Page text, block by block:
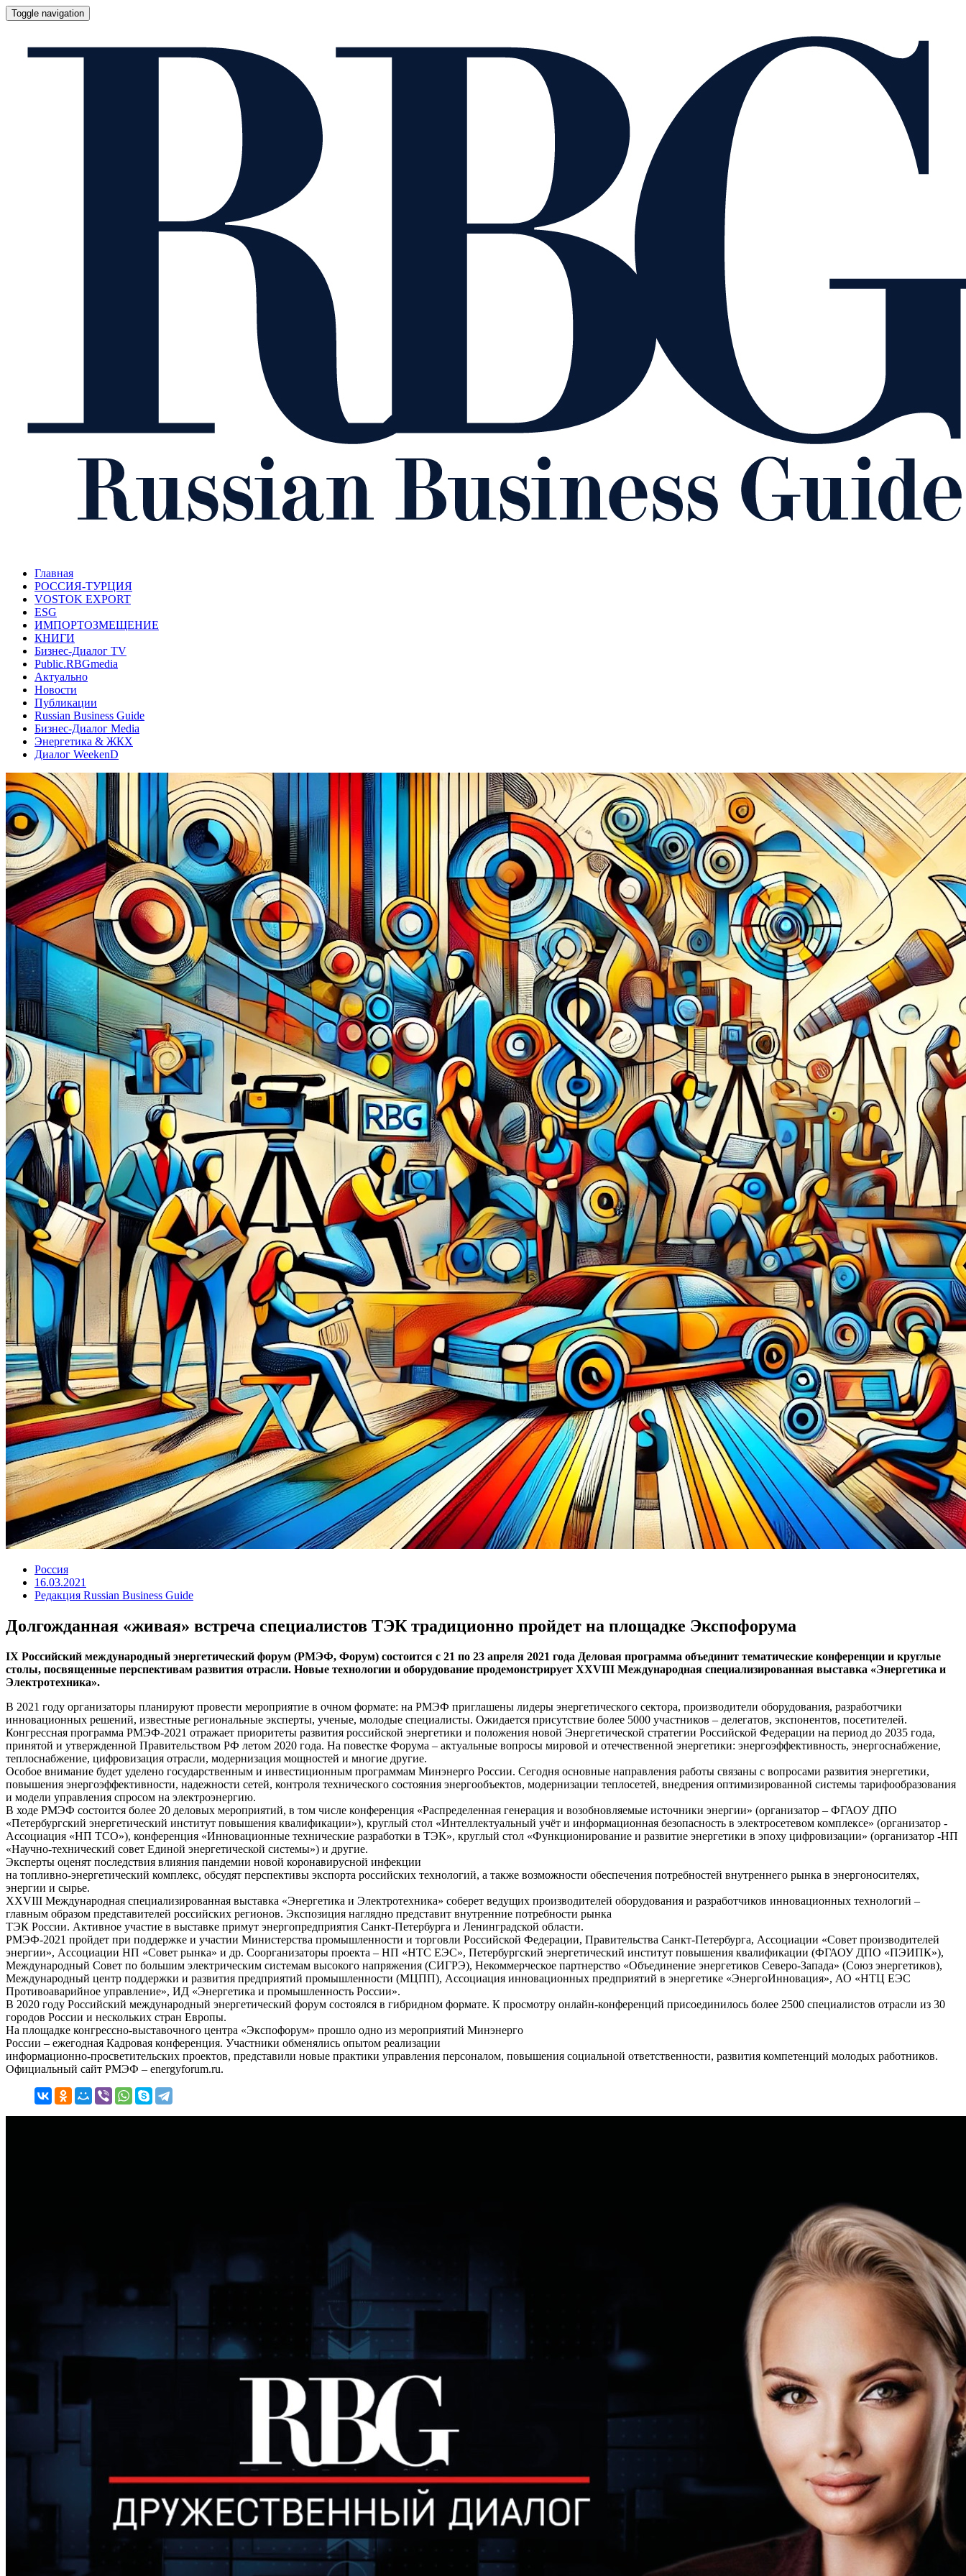
Toggle navigation
Главная
РОССИЯ-ТУРЦИЯ
VOSTOK EXPORT
ESG
ИМПОРТОЗМЕЩЕНИЕ
КНИГИ
Бизнес-Диалог TV
Public.RBGmedia
Актуально
Новости
Публикации
Russian Business Guide
Бизнес-Диалог Media
Энергетика & ЖКХ
Диалог WeekenD
Россия
16.03.2021
Редакция Russian Business Guide
Долгожданная «живая» встреча специалистов ТЭК традиционно пройдет на площадке Экспофорума
IХ Российский международный энергетический форум (РМЭФ, Форум) состоится с 21 по 23 апреля 2021 года Деловая программа объединит тематические конференции и круглые
столы, посвященные перспективам развития отрасли. Новые технологии и оборудование продемонстрирует XXVIII Международная специализированная выставка «Энергетика и
Электротехника».
В 2021 году организаторы планируют провести мероприятие в очном формате: на РМЭФ приглашены лидеры энергетического сектора, производители оборудования, разработчики
инновационных решений, известные региональные эксперты, ученые, молодые специалисты. Ожидается присутствие более 5000 участников – делегатов, экспонентов, посетителей.
Конгрессная программа РМЭФ-2021 отражает приоритеты развития российской энергетики и положения новой Энергетической стратегии Российской Федерации на период до 2035 года,
принятой и утвержденной Правительством РФ летом 2020 года. На повестке Форума – актуальные вопросы мировой и отечественной энергетики: энергоэффективность, энергоснабжение,
теплоснабжение, цифровизация отрасли, модернизация мощностей и многие другие.
Особое внимание будет уделено государственным и инвестиционным программам Минэнерго России. Сегодня основные направления работы связаны с вопросами развития энергетики,
повышения энергоэффективности, надежности сетей, контроля технического состояния энергообъектов, модернизации теплосетей, внедрения оптимизированной системы тарифообразования
и модели управления спросом на электроэнергию.
В ходе РМЭФ состоится более 20 деловых мероприятий, в том числе конференция «Распределенная генерация и возобновляемые источники энергии» (организатор – ФГАОУ ДПО
«Петербургский энергетический институт повышения квалификации»), круглый стол «Интеллектуальный учёт и информационная безопасность в электросетевом комплексе» (организатор -
Ассоциация «НП ТСО»), конференция «Инновационные технические разработки в ТЭК», круглый стол «Функционирование и развитие энергетики в эпоху цифровизации» (организатор -НП
«Научно-технический совет Единой энергетической системы») и другие.
Эксперты оценят последствия влияния пандемии новой коронавирусной инфекции
на топливно-энергетический комплекс, обсудят перспективы экспорта российских технологий, а также возможности обеспечения потребностей внутреннего рынка в энергоносителях,
энергии и сырье.
XXVIII Международная специализированная выставка «Энергетика и Электротехника» соберет ведущих производителей оборудования и разработчиков инновационных технологий –
главным образом представителей российских регионов. Экспозиция наглядно представит внутренние потребности рынка
ТЭК России. Активное участие в выставке примут энергопредприятия Санкт-Петербурга и Ленинградской области.
РМЭФ-2021 пройдет при поддержке и участии Министерства промышленности и торговли Российской Федерации, Правительства Санкт-Петербурга, Ассоциации «Совет производителей
энергии», Ассоциации НП «Совет рынка» и др. Соорганизаторы проекта – НП «НТС ЕЭС», Петербургский энергетический институт повышения квалификации (ФГАОУ ДПО «ПЭИПК»),
Международный Совет по большим электрическим системам высокого напряжения (СИГРЭ), Некоммерческое партнерство «Объединение энергетиков Северо-Запада» (Союз энергетиков),
Международный центр поддержки и развития предприятий промышленности (МЦПП), Ассоциация инновационных предприятий в энергетике «ЭнергоИнновация», АО «НТЦ ЕЭС
Противоаварийное управление», ИД «Энергетика и промышленность России».
В 2020 году Российский международный энергетический форум состоялся в гибридном формате. К просмотру онлайн-конференций присоединилось более 2500 специалистов отрасли из 30
городов России и нескольких стран Европы.
На площадке конгрессно-выставочного центра «Экспофорум» прошло одно из мероприятий Минэнерго
России – ежегодная Кадровая конференция. Участники обменялись опытом реализации
информационно-просветительских проектов, представили новые практики управления персоналом, повышения социальной ответственности, развития компетенций молодых работников.
Официальный сайт РМЭФ – energyforum.ru.